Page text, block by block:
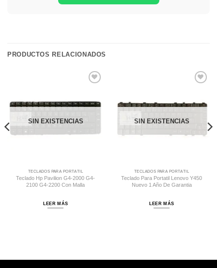
PRODUCTOS RELACIONADOS
SIN EXISTENCIAS
TECLADOS PARA PORTÁTIL
Teclado Hp Pavilion G4-2000 G4-
2100 G4-2200 Con Malla
LEER MÁS
SIN EXISTENCIAS
TECLADOS PARA PORTÁTIL
Teclado Para Portatil Lenovo Y450
Nuevo 1 Año De Garantia
LEER MÁS